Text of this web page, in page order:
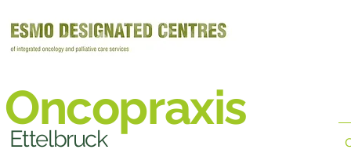
Oncopraxis
Ettelbruck